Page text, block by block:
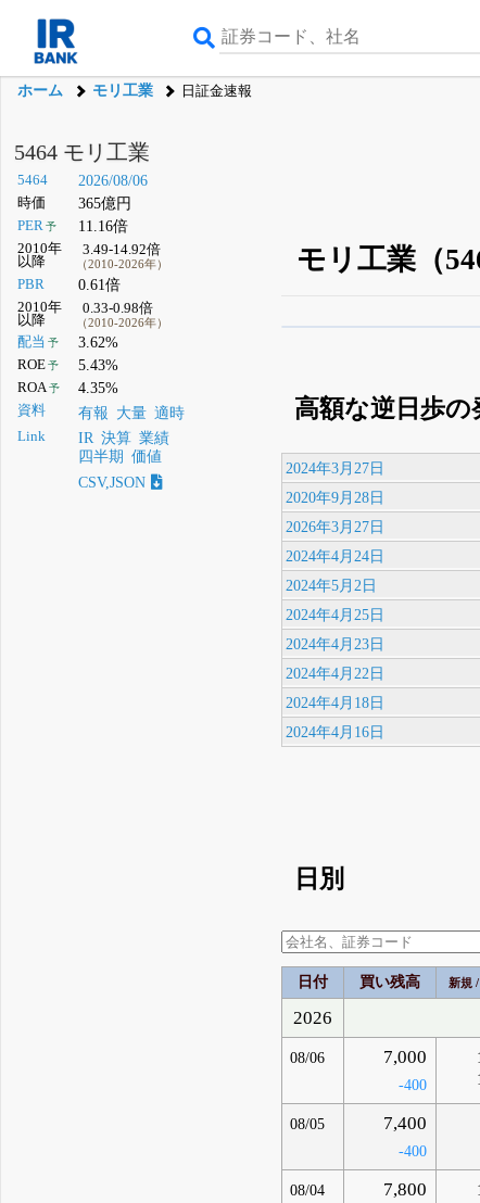
ホーム モリ工業 日証金速報
5464 モリ工業
5464 2026/08/06
時価 365億円
PER予 11.16倍
2010年
以降
3.49-14.92倍
（2010-2026年）
PBR 0.61倍
2010年
以降
0.33-0.98倍
（2010-2026年）
配当 予 3.62%
ROE予 5.43%
ROA予 4.35%
資料 有報 大量 適時
Link IR 決算 業績
四半期
価値
CSV,JSON
モリ工業（
登録すると永久
高額な逆日歩の
2024年3月27日
2020年9月28日
2026年3月27日
2024年4月24日
2024年5月2日
2024年4月25日
2024年4月23日
2024年4月22日
2024年4月18日
2024年4月16日
日別
日付 買い残高 新規
2026
08/06 7,000
-400
08/05 7,400
-400
08/04 7,800